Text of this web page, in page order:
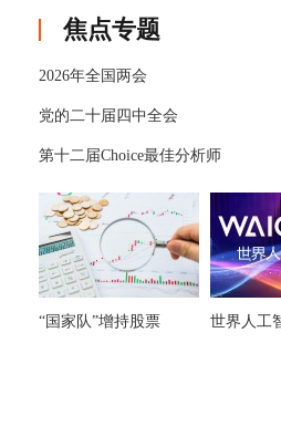
焦点专题
2026年全国两会
党的二十届四中全会
第十二届Choice最佳分析师
“国家队”增持股票 世界人工